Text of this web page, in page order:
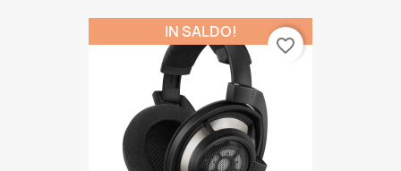
IN SALDO!
favorite_border